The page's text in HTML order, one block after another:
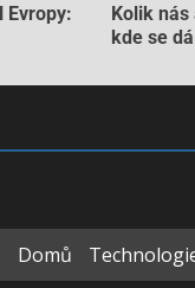
Evropy:
Kolik nás
kde se
Domů